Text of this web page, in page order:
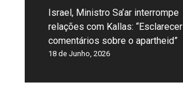
Israel, Ministro Sa’ar interrompe
relações com Kallas: “Esclarecer
comentários sobre o apartheid”
18 de Junho, 2026